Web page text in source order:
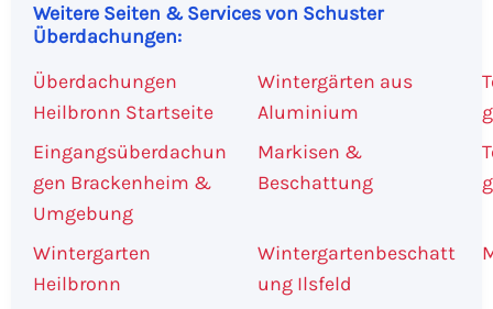
Weitere Seiten & Services von Schuster
Überdachungen:
Überdachungen
Heilbronn Startseite
Wintergärten aus
Aluminium
Eingangsüberdachun
gen Brackenheim &
Umgebung
Markisen &
Beschattung
Wintergarten
Heilbronn
Wintergartenbeschatt
ung Ilsfeld